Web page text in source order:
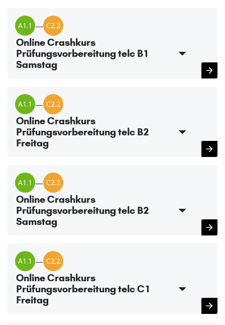
A1.1 — C2.2
Online Crashkurs
Prüfungsvorbereitung telc B1
Samstag
A1.1 — C2.2
Online Crashkurs
Prüfungsvorbereitung telc B2
Freitag
A1.1 — C2.2
Online Crashkurs
Prüfungsvorbereitung telc B2
Samstag
A1.1 — C2.2
Online Crashkurs
Prüfungsvorbereitung telc C1
Freitag